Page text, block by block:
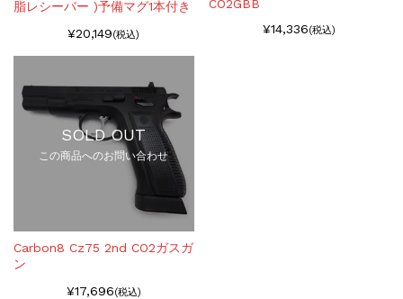
脂レシーバー )予備マグ1本付き
¥20,149(税込)
CO2GBB
¥14,336(税込)
SOLD OUT
この商品へのお問い合わせ
Carbon8 Cz75 2nd CO2ガスガ
ン
¥17,696(税込)